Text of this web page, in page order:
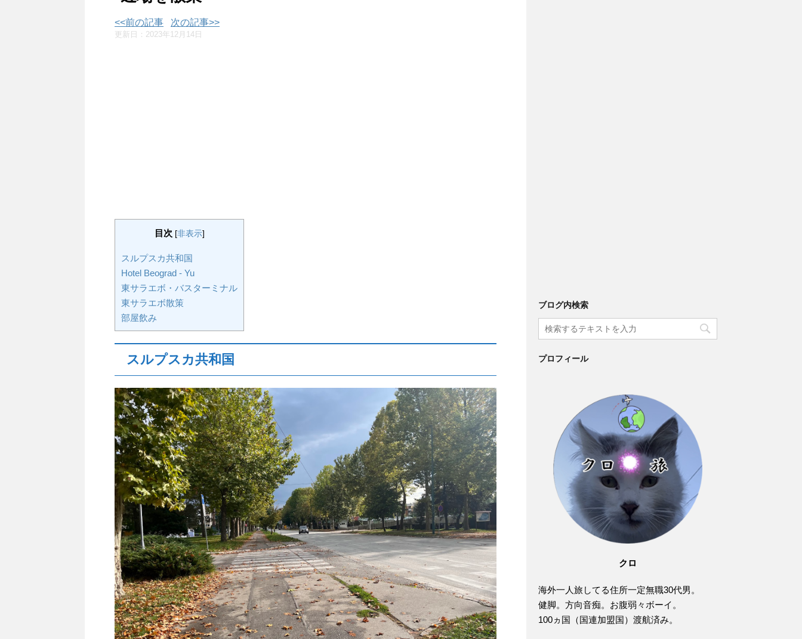
<<前の記事 次の記事>>
更新日： 2023年12月14日
目次 [非表示]
スルプスカ共和国
Hotel Beograd - Yu
東サラエボ・バスターミナル
東サラエボ散策
部屋飲み
スルプスカ共和国
ブログ内検索
プロフィール
クロ
海外一人旅してる住所一定無職30代男。
健脚。方向音痴。お腹弱々ボーイ。
100ヵ国（国連加盟国）渡航済み。